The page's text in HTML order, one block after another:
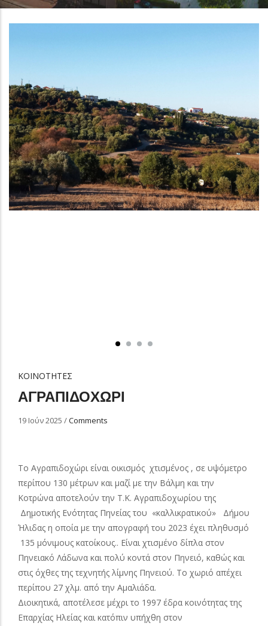
ΚΟΙΝΟΤΗΤΕΣ
ΑΓΡΑΠΙΔΟΧΩΡΙ
19 Ιούν 2025 /Comments
Το Αγραπιδοχώρι είναι οικισμός χτισμένος , σε υψόμετρο
περίπου 130 μέτρων και μαζί με την Βάλμη και την
Κοτρώνα αποτελούν την Τ.Κ. Αγραπιδοχωρίου της
Δημοτικής Ενότητας Πηνείας του «καλλικρατικού» Δήμου
Ήλιδας η οποία με την απογραφή του 2023 έχει πληθυσμό
135 μόνιμους κατοίκους.. Είναι χτισμένο δίπλα στον
Πηνειακό Λάδωνα και πολύ κοντά στον Πηνειό, καθώς και
στις όχθες της τεχνητής λίμνης Πηνειού. Το χωριό απέχει
περίπου 27 χλμ. από την Αμαλιάδα.
Διοικητικά, αποτέλεσε μέχρι το 1997 έδρα κοινότητας της
Επαρχίας Ηλείας και κατόπιν υπήχθη στον